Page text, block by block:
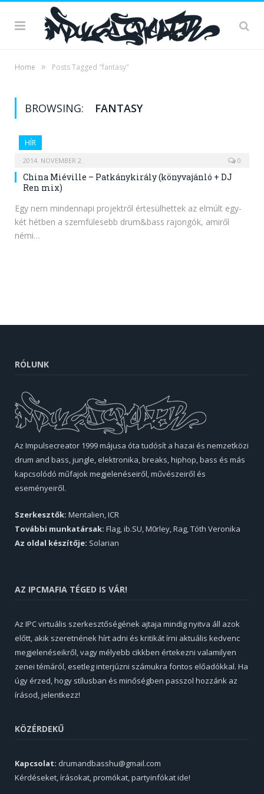
Home » Posts Tagged "fantasy"
BROWSING: FANTASY
HÍR
2014. NOVEMBER 2. 0
China Miéville – Patkánykirály (könyvajánló + DJ
Ren mix)
Egy nem mindennapi projektről értesülhettek az elmúlt egy-
két hétben a szemfülesebb drum&bass rajongók, amiről
némi…
RÓLUNK
Az Impulsecreator 1999 májusa óta tudósít a hazai és nemzetközi
drum and bass, jungle, elektronika, breaks, hiphop, bass és más
kapcsolódó műfajok megjelenéseiről, művészeiről és
eseményeiről.
Szerkesztők: Mentalien, ICR
További munkatársak: Flag, ib.SU, M0rley, Rag, Tóth Veronika
Az oldal készítője: Solarian
AZ IPCMAFIA TÉGED IS VÁR!
Az IPC virtuális szerkesztőségének ajtaja mindig nyitva áll azok
előtt, akik szeretnének hírt adni és kritikát írni aktuális kedvenc
megjelenéseikről, vagy mélyebb cikkben értekezni valamilyen
zenei témáról, esetleg interjúzni számukra fontos előadókkal. Ha
úgy érzed, hogy stílusban és minőségben passzol hozzánk az
írásod, jelentkezz!
KÖZÉRDEKŰ
Kapcsolat: drumandbasshu@gmail.com
Kérdéseket, írásokat, promókat, partyinfókat ide!